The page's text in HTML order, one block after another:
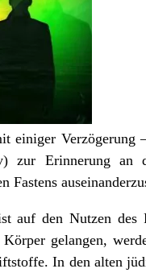
einiger Verzögerung
zur Erinnerung an
Fastens
auf den Nutzen
gelangen,
In den alten